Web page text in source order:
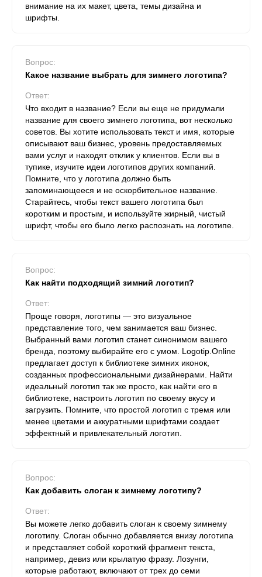
внимание на их макет, цвета, темы дизайна и
шрифты.
Вопрос:
Какое название выбрать для зимнего логотипа?
Ответ:
Что входит в название? Если вы еще не придумали
название для своего зимнего логотипа, вот несколько
советов. Вы хотите использовать текст и имя, которые
описывают ваш бизнес, уровень предоставляемых
вами услуг и находят отклик у клиентов. Если вы в
тупике, изучите идеи логотипов других компаний.
Помните, что у логотипа должно быть
запоминающееся и не оскорбительное название.
Старайтесь, чтобы текст вашего логотипа был
коротким и простым, и используйте жирный, чистый
шрифт, чтобы его было легко распознать на логотипе.
Вопрос:
Как найти подходящий зимний логотип?
Ответ:
Проще говоря, логотипы — это визуальное
представление того, чем занимается ваш бизнес.
Выбранный вами логотип станет синонимом вашего
бренда, поэтому выбирайте его с умом. Logotip.Online
предлагает доступ к библиотеке зимних иконок,
созданных профессиональными дизайнерами. Найти
идеальный логотип так же просто, как найти его в
библиотеке, настроить логотип по своему вкусу и
загрузить. Помните, что простой логотип с тремя или
менее цветами и аккуратными шрифтами создает
эффектный и привлекательный логотип.
Вопрос:
Как добавить слоган к зимнему логотипу?
Ответ:
Вы можете легко добавить слоган к своему зимнему
логотипу. Слоган обычно добавляется внизу логотипа
и представляет собой короткий фрагмент текста,
например, девиз или крылатую фразу. Лозунги,
которые работают, включают от трех до семи